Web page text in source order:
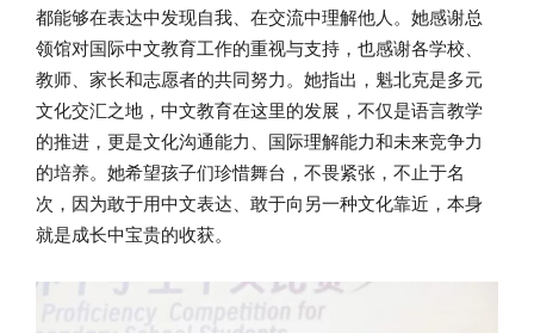
都能够在表达中发现自我、在交流中理解他人。她感谢总
领馆对国际中文教育工作的重视与支持，也感谢各学校、
教师、家长和志愿者的共同努力。她指出，魁北克是多元
文化交汇之地，中文教育在这里的发展，不仅是语言教学
的推进，更是文化沟通能力、国际理解能力和未来竞争力
的培养。她希望孩子们珍惜舞台，不畏紧张，不止于名
次，因为敢于用中文表达、敢于向另一种文化靠近，本身
就是成长中宝贵的收获。